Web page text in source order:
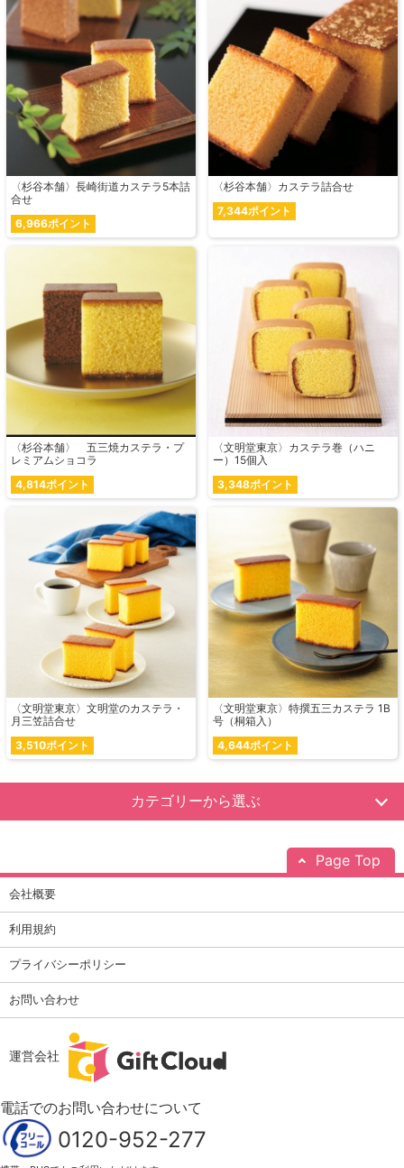
〈杉谷本舗〉長崎街道カステラ5本詰
合せ
6,966ポイント
〈杉谷本舗〉カステラ詰合せ
7,344ポイント
〈杉谷本舗〉 五三焼カステラ・プ
レミアムショコラ
4,814ポイント
〈文明堂東京〉カステラ巻（ハニ
ー）15個入
3,348ポイント
〈文明堂東京〉文明堂のカステラ・
月三笠詰合せ
3,510ポイント
〈文明堂東京〉特撰五三カステラ 1B
号（桐箱入）
4,644ポイント
カテゴリーから選ぶ
Page Top
会社概要
利用規約
プライバシーポリシー
お問い合わせ
運営会社
電話でのお問い合わせについて
0120-952-277